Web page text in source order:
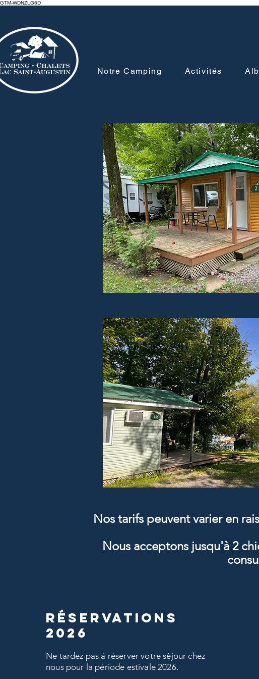
GTM-WDNZLG6D
Notre Camping Activités
Nos tarifs peuvent varier en
Nous acceptons jusqu'à 2
RÉSERVATIONS
2026
Ne tardez pas à réserver votre séjour chez
nous pour la période estivale 2026.